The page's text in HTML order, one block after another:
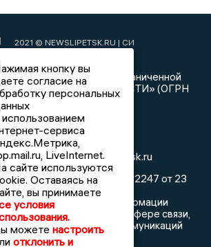
2021 © NEWSLIPETSK.RU | СИ
Общество с ограниченной
«РЕГИОНАЛЬНЫЕ НОВОСТИ» (ОГРН
Герцог Е.Г.
+7 903 699 9427
редакции:info@newslipetsk.ru
номер: серия Эл № ФС77-82247 от 23
выписке из реестра
средств массовой информации
службой по надзору в сфере связи,
и массовых коммуникаций
кнопку вы
согласие на
персональных
сервиса
LiveInternet.
сайте используются
Оставаясь на
вы принимаете
условия
можете настроить
отклонить и